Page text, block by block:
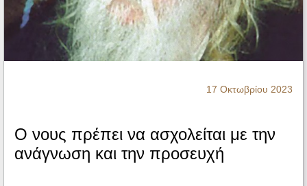
Ηχητικά
17 Οκτωβρίου 2023
Ο νους πρέπει να ασχολείται με την
ανάγνωση και την προσευχή